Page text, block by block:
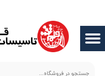
حساب کاربری من
تغییر گذر واژه
سفارشات